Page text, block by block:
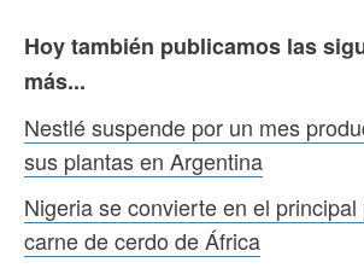
Hoy también publicamos las
más...
Nestlé suspende por un mes
sus plantas en Argentina
Nigeria se convierte en el
carne de cerdo de África